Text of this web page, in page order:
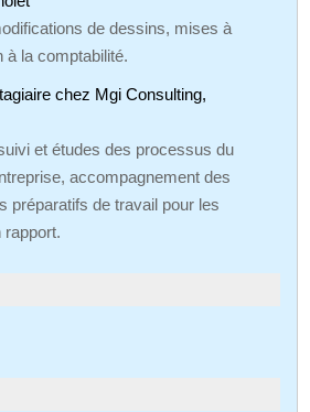
de dessins, mises à
à la comptabilité.
chez Mgi Consulting,
et études des processus du
accompagnement des
préparatifs de travail pour les
rapport.